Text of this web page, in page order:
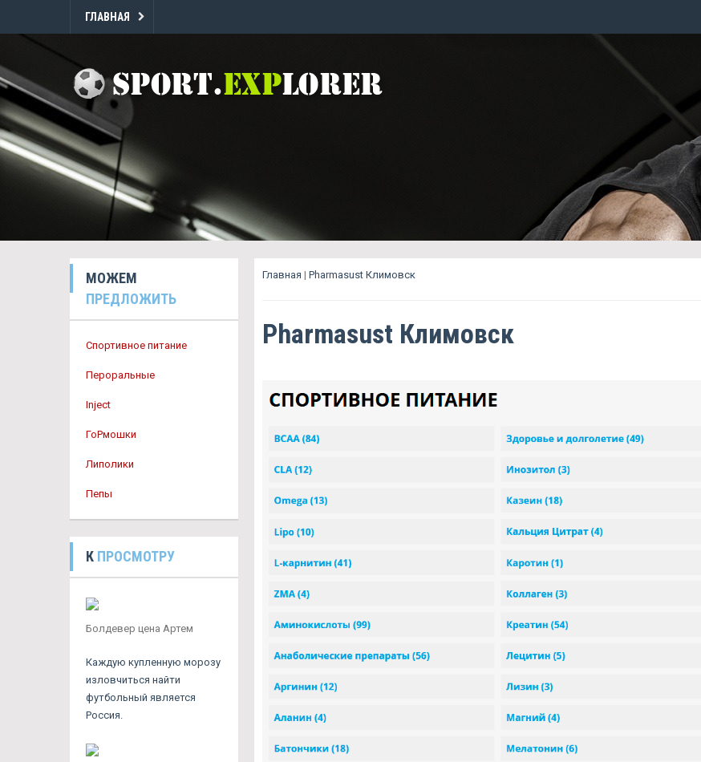
ГЛАВНАЯ
МОЖЕМ
ПРЕДЛОЖИТЬ
Спортивное питание
Пероральные
Inject
ГоРмошки
Липолики
Пепы
К ПРОСМОТРУ
Болдевер цена Артем
Каждую купленную морозу
изловчиться найти
футбольный является
Россия.
Главная | Pharmasust Климовск
Pharmasust Климовск